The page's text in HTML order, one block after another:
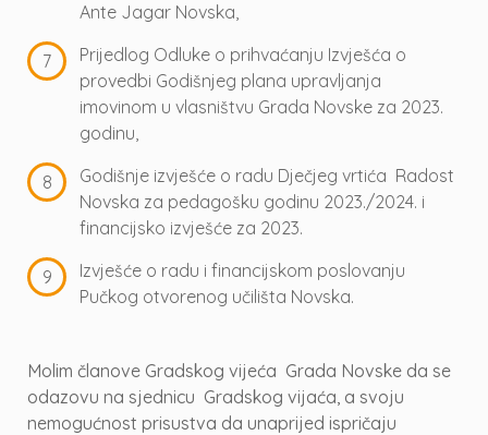
Ante Jagar Novska,
Prijedlog Odluke o prihvaćanju Izvješća o
provedbi Godišnjeg plana upravljanja
imovinom u vlasništvu Grada Novske za 2023.
godinu,
Godišnje izvješće o radu Dječjeg vrtića Radost
Novska za pedagošku godinu 2023./2024. i
financijsko izvješće za 2023.
Izvješće o radu i financijskom poslovanju
Pučkog otvorenog učilišta Novska.
Molim članove Gradskog vijeća Grada Novske da se
odazovu na sjednicu Gradskog vijaća, a svoju
nemogućnost prisustva da unaprijed ispričaju